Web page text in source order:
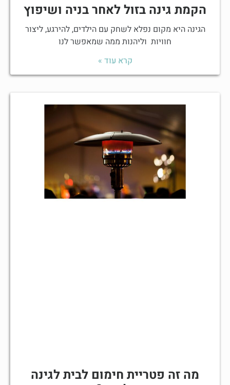
הקמת גינה בזול לאחר בניה ושיפוץ
הגינה היא מקום נפלא לשחק עם הילדים, להירגע, ליצור
חוויות וליהנות ממה שמאפשר לנו
קרא עוד »
מה זה פטריית חימום לבית לגינה